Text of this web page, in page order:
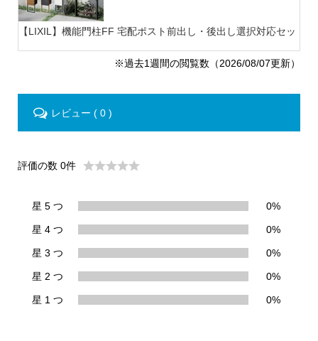
【LIXIL】機能門柱FF 宅配ポスト前出し・後出し選択対応セット
※過去1週間の閲覧数（2026/08/07更新）
レビュー ( 0 )
評価の数 0件
星 5 つ 0%
星 4 つ 0%
星 3 つ 0%
星 2 つ 0%
星 1 つ 0%